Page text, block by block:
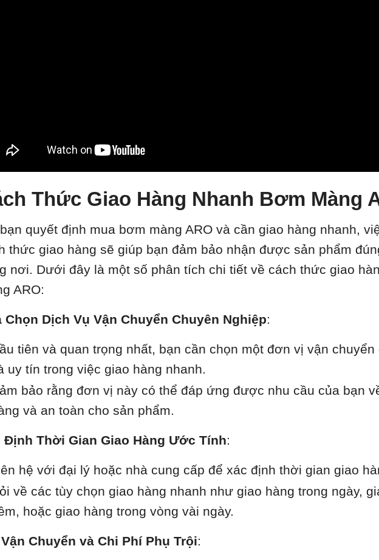
Thức Giao Hàng Nhanh Bơm Màng
quyết định mua bơm màng ARO và cần giao hàng nhanh,
thức giao hàng sẽ giúp bạn đảm bảo nhận được sản phẩm
nơi. Dưới đây là một số phân tích chi tiết về cách thức giao
ARO:
Chọn Dịch Vụ Vận Chuyển Chuyên Nghiệp:
tiên và quan trọng nhất, bạn cần chọn một đơn vị vận chuyển
uy tín trong việc giao hàng nhanh.
bảo rằng đơn vị này có thể đáp ứng được nhu cầu của bạn
và an toàn cho sản phẩm.
Định Thời Gian Giao Hàng Ước Tính:
hệ với đại lý hoặc nhà cung cấp để xác định thời gian giao
về các tùy chọn giao hàng nhanh như giao hàng trong ngày,
hoặc giao hàng trong vòng vài ngày.
Chuyển và Chi Phí Phụ Trội: